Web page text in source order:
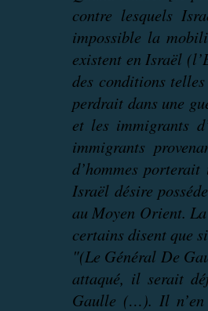
contre lesquels
impossible la
existent en Israël
des conditions
perdrait dans une
et les immigrants
immigrants
d’hommes
Israël désire
au Moyen Orient.
certains disent que
"(Le Général De
attaqué, il serait
Gaulle (…). Il n’en